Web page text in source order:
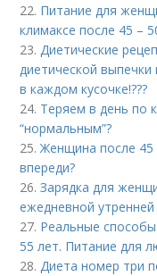
22. Питание для
климаксе после 45 –
23.Диетические
диетической выпечки
в каждом кусочке!???
24. Теряем в день по
“нормальным”?
25.Женщина после 45
впереди?
26.Зарядка для
ежедневной утренней
27. Реальные
55 лет. Питание для
28.Диета номер три